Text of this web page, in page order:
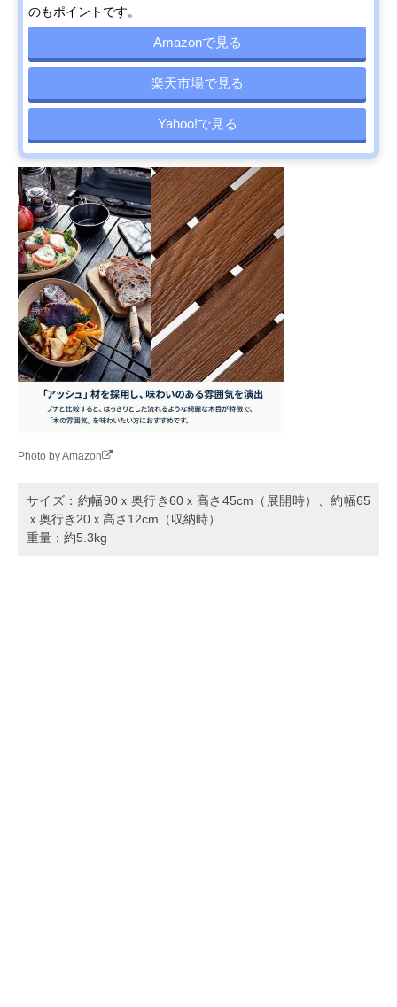
のもポイントです。
Amazonで見る
楽天市場で見る
Yahoo!で見る
Photo by Amazon
サイズ：約幅90ｘ奥行き60ｘ高さ45cm（展開時）、約幅65
ｘ奥行き20ｘ高さ12cm（収納時）
重量：約5.3kg